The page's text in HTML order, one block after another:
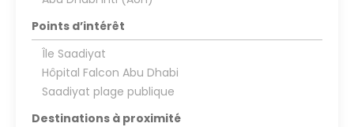
Points d’intérêt
Île Saadiyat
Hôpital Falcon Abu Dhabi
Saadiyat plage publique
Destinations à proximité